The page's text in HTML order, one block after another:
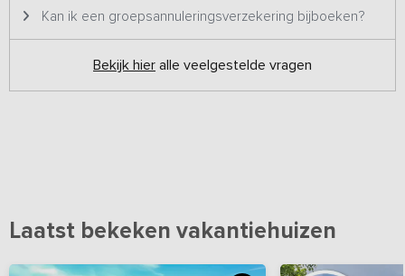
Kan ik een groepsannuleringsverzekering bijboeken?
Bekijk hier alle veelgestelde vragen
Laatst bekeken vakantiehuizen